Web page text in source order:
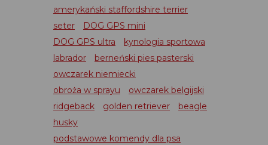
amerykański staffordshire terrier
seter
DOG GPS mini
DOG GPS ultra
kynologia sportowa
labrador
berneński pies pasterski
owczarek niemiecki
obroża w sprayu
owczarek belgijski
ridgeback
golden retriever
beagle
husky
podstawowe komendy dla psa